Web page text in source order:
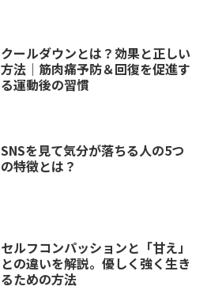
クールダウンとは？効果と正しい
方法｜筋肉痛予防＆回復を促進す
る運動後の習慣
SNSを見て気分が落ちる人の5つ
の特徴とは？
セルフコンパッションと「甘え」
との違いを解説。優しく強く生き
るための方法